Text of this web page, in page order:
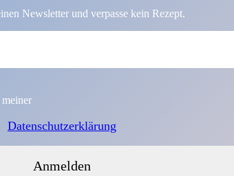
Newsletter und verpasse kein Rezept.
Datenschutzerklärung